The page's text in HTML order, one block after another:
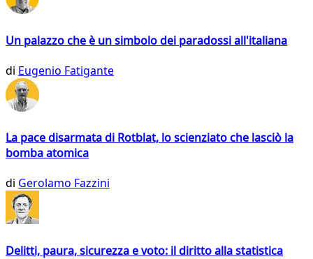
Un palazzo che è un simbolo dei paradossi all'italiana
di Eugenio Fatigante
La pace disarmata di Rotblat, lo scienziato che lasciò la
bomba atomica
di Gerolamo Fazzini
Delitti, paura, sicurezza e voto: il diritto alla statistica